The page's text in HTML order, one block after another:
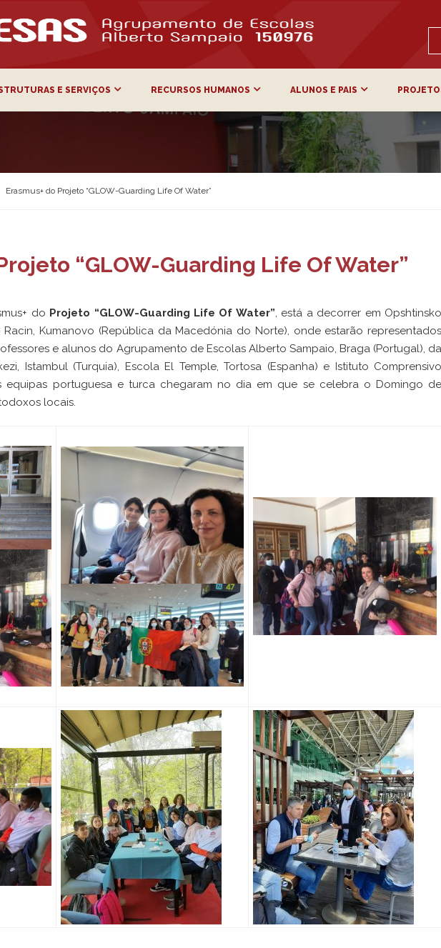
E SERVIÇOS RECURSOS HUMANOS ALUNOS E PAIS
Erasmus+ do Projeto “GLOW-Guarding Life Of Water”
“GLOW-Guarding Life Of Water”
do Projeto “GLOW-Guarding Life Of Water”, está a decorrer em Opshtinsko
Kumanovo (República da Macedónia do Norte), onde estarão representados
e alunos do Agrupamento de Escolas Alberto Sampaio, Braga (Portugal), da
Istambul (Turquia), Escola El Temple, Tortosa (Espanha) e Istituto Comprensivo
equipas portuguesa e turca chegaram no dia em que se celebra o Domingo de
locais.